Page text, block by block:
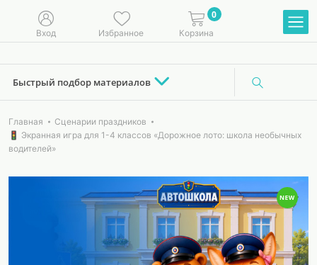
Вход Избранное
0
Корзина
Быстрый подбор материалов
Главная
Сценарии праздников
🚦 Экранная игра для 1-4 классов «Дорожное лото: школа необычных
водителей»